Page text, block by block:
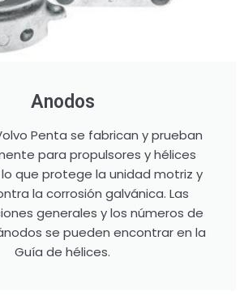
Anodos
Penta se fabrican y prueban
para propulsores y hélices
que protege la unidad motriz y
la corrosión galvánica. Las
generales y los números de
se pueden encontrar en la
Guía de hélices.